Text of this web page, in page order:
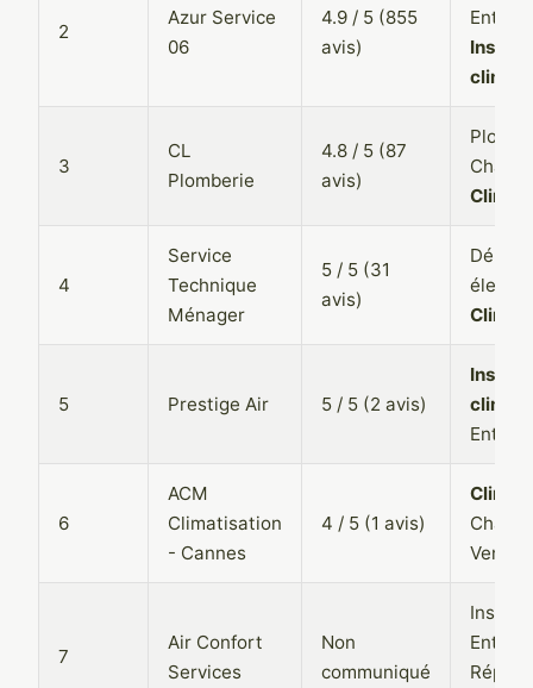
2
Azur Service
06
4.9 / 5 (855
avis)
3
CL
Plomberie
4.8 / 5 (87
avis)
4
Service
Technique
Ménager
5 / 5 (31
avis)
5 Prestige Air 5 / 5 (2 avis)
6
ACM
Climatisation
- Cannes
4 / 5 (1 avis)
7
Air Confort
Services
Non
communiqué